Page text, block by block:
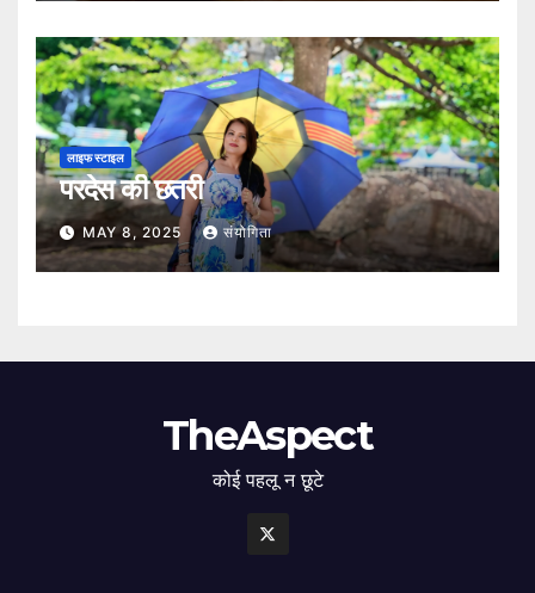
लाइफ स्टाइल
परदेस की छतरी
MAY 8, 2025 संयोगिता
TheAspect
कोई पहलू न छूटे